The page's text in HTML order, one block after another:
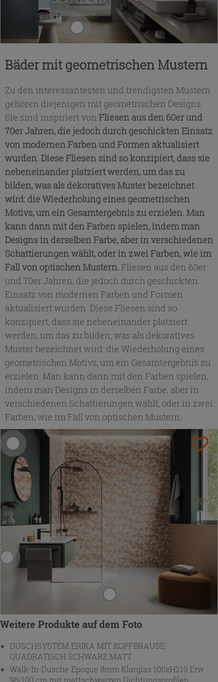
Bäder mit geometrischen Mustern
Zu den interessantesten und trendigsten Mustern
gehören diejenigen mit geometrischen Designs.
Sie sind inspiriert von Fliesen aus den 60er und
70er Jahren, die jedoch durch geschickten Einsatz
von modernen Farben und Formen aktualisiert
wurden. Diese Fliesen sind so konzipiert, dass sie
nebeneinander platziert werden, um das zu
bilden, was als dekoratives Muster bezeichnet
wird: die Wiederholung eines geometrischen
Motivs, um ein Gesamtergebnis zu erzielen. Man
kann dann mit den Farben spielen, indem man
Designs in derselben Farbe, aber in verschiedenen
Schattierungen wählt, oder in zwei Farben, wie im
Fall von optischen Mustern. Fliesen aus den 60er
und 70er Jahren, die jedoch durch geschickten
Einsatz von modernen Farben und Formen
aktualisiert wurden. Diese Fliesen sind so
konzipiert, dass sie nebeneinander platziert
werden, um das zu bilden, was als dekoratives
Muster bezeichnet wird: die Wiederholung eines
geometrischen Motivs, um ein Gesamtergebnis zu
erzielen. Man kann dann mit den Farben spielen,
indem man Designs in derselben Farbe, aber in
verschiedenen Schattierungen wählt, oder in zwei
Farben, wie im Fall von optischen Mustern.
Weitere Produkte auf dem Foto
DUSCHSYSTEM ERIKA MIT KOPFBRAUSE
QUADRATISCH SCHWARZ MATT
Walk-In-Dusche Epoque 8mm Klarglas 100xH210 Erw
98/100 cm mit mattschwarzen Dichtungsprofilen